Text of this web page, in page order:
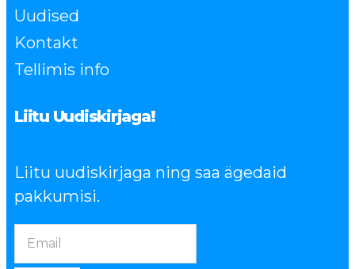
Uudised
Kontakt
Tellimis info
Liitu Uudiskirjaga!
Liitu uudiskirjaga ning saa ägedaid
pakkumisi.